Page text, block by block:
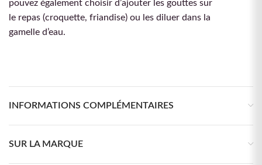
pouvez également choisir d’ajouter les gouttes sur
le repas (croquette, friandise) ou les diluer dans la
gamelle d’eau.
INFORMATIONS COMPLÉMENTAIRES
SUR LA MARQUE